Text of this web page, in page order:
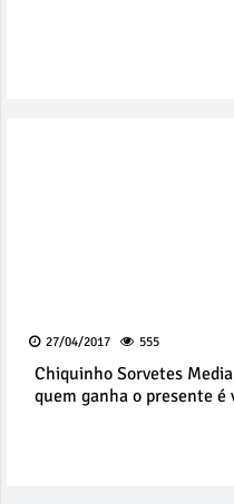
27/04/2017 555
Chiquinho Sorvetes
quem ganha o presente é